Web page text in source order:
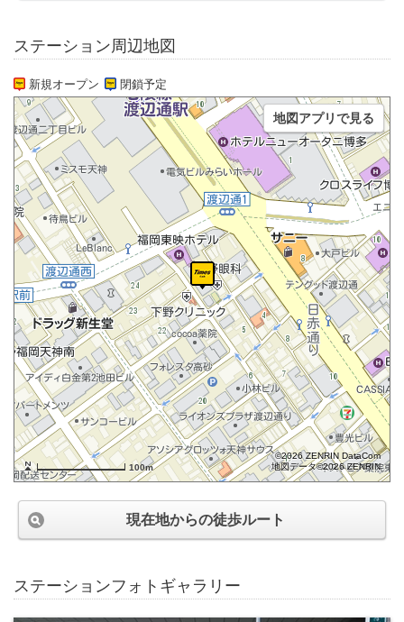
ステーション周辺地図
新規オープン 閉鎖予定
100m
©2026 ZENRIN DataCom
地図データ©2026 ZENRIN
地図アプリで見る
現在地からの徒歩ルート
ステーションフォトギャラリー